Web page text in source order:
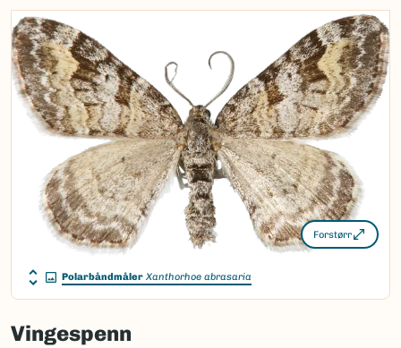
Forstørr
Polarbåndmåler Xanthorhoe abrasaria
Vingespenn